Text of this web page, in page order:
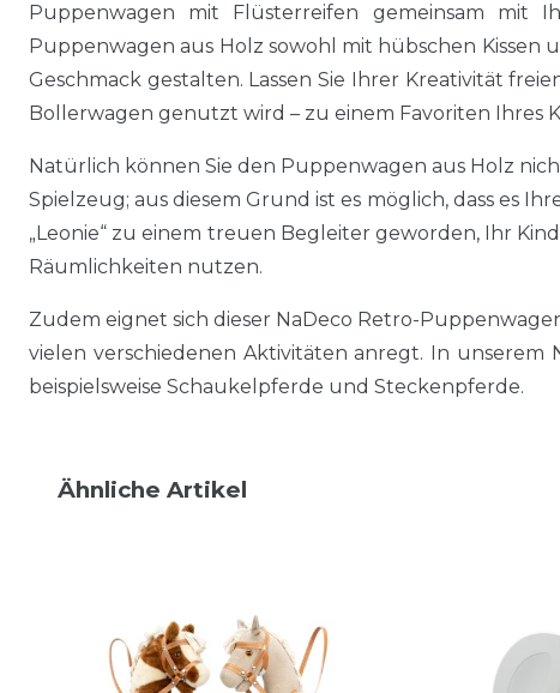
Puppenwagen mit Flüsterreifen gemeinsam mit
Puppenwagen aus Holz sowohl mit hübschen
Geschmack gestalten. Lassen Sie Ihrer Kreativität
Bollerwagen genutzt wird – zu einem Favoriten Ihres
Natürlich können Sie den Puppenwagen aus Holz
Spielzeug; aus diesem Grund ist es möglich, dass es
„Leonie“ zu einem treuen Begleiter geworden, Ihr
Räumlichkeiten nutzen.
Zudem eignet sich dieser NaDeco Retro-
vielen verschiedenen Aktivitäten anregt. In
beispielsweise Schaukelpferde und Steckenpferde.
Ähnliche Artikel